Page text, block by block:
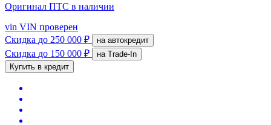
Оригинал ПТС в наличии
vin VIN проверен
Скидка до 250 000 ₽ на автокредит
Скидка до 150 000 ₽
на Trade-In
Купить в кредит